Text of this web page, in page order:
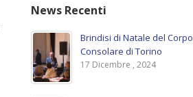
News Recenti
Brindisi di Natale del Corpo
Consolare di Torino
17 Dicembre , 2024